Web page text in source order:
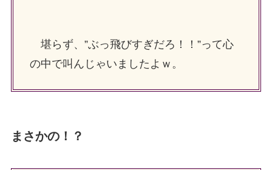
堪らず、”ぶっ飛びすぎだろ！！”って心
の中で叫んじゃいましたよｗ。
まさかの！？